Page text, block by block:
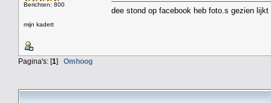
Berichten: 800
mijn kadett
dee stond op facebook heb foto.s gezien
Pagina's: [1] Omhoog